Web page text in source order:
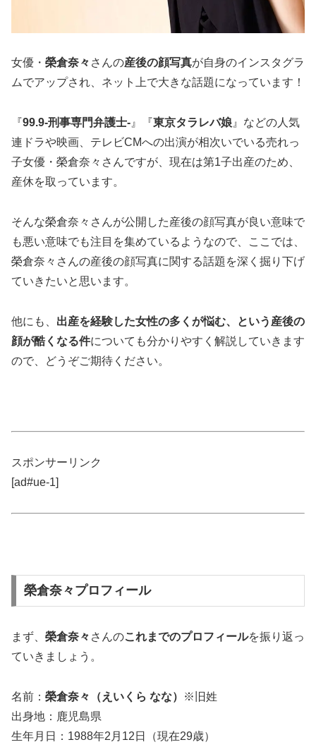
女優・ 榮倉奈々 さんの産後の顔写真が自身のインスタグラ
ムでアップされ、ネット上で大きな話題になっています！
『99.9-刑事専門弁護士- 』『東京タラレバ娘 』などの人気
連ドラや映画、テレビCMへの出演が相次いでいる売れっ
子女優・榮倉奈々さんですが、現在は第1子出産のため、
産休を取っています。
そんな榮倉奈々さんが公開した産後の顔写真が良い意味で
も悪い意味でも注目を集めているようなので、ここでは、
榮倉奈々さんの産後の顔写真に関する話題を深く掘り下げ
ていきたいと思います。
他にも、 出産を経験した女性の多くが悩む、という産後の
顔が酷くなる件についても分かりやすく解説していきます
ので、どうぞご期待ください。
スポンサーリンク
[ad#ue-1]
榮倉奈々プロフィール
まず、 榮倉奈々 さんのこれまでのプロフィールを振り返っ
ていきましょう。
名前： 榮倉奈々（えいくら なな）
※旧姓
出身地：鹿児島県
生年月日：1988年2月12日（現在29歳）